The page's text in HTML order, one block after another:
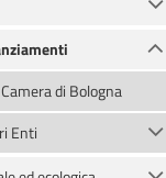
di Bologna
Enti